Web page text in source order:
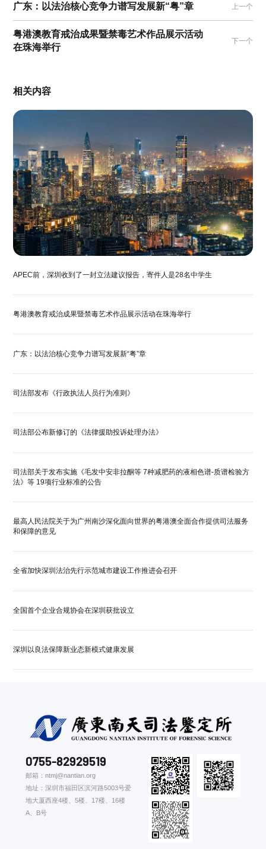
广东：以法治核心竞争力谱写发展新“粤”章 上一个
粤港澳教育戒治成果暨禁毒艺术作品展示活动
在珠海举行
下一个
相关内容
APEC前，深圳收到了一封立法建议报告，寄件人是28名中学生
粤港澳教育戒治成果暨禁毒艺术作品展示活动在珠海举行
广东：以法治核心竞争力谱写发展新“粤”章
司法部发布《行政执法人员行为准则》
司法部公布新修订的《法律援助投诉处理办法》
司法部关于发布实施《毛发中安非拉酮等 7种减肥药的液相色谱-质谱检验方
法》等 19项行业标准的公告
最高人民法院关于为广州南沙深化面向世界的粤港澳全面合作提供司法服务
和保障的意见
全省加快深圳法治先行示范城市建设工作推进会召开
全国首个企业合规协会在深圳获批设立
深圳以良法保障新业态新模式健康发展
0755-82929519
邮箱：ntmj@nantian.org
地址：深圳市福田区滨河路5003号爱
地大厦西座4楼、5楼、17楼、16楼
A、B号